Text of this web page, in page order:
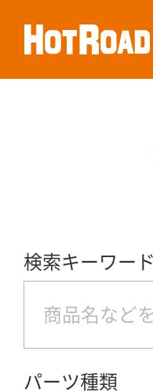
検索キーワード
パーツ種類